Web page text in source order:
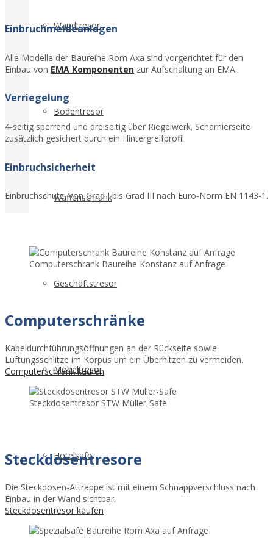
Wandtresor
Bodentresor
Waffenschrank
Geschäftstresor
Möbeltresor
Hotelsafe
Einbruchmeldeanlagen
Alle Modelle der Baureihe Rom Axa sind vorgerichtet für den
Einbau von EMA Komponenten zur Aufschaltung an EMA.
Verriegelung
4-seitig sperrend und dreiseitig über Riegelwerk. Scharnierseite
zusätzlich gesichert durch ein Hintergreifprofil.
Einbruchsicherheit
Einbruchschutz: Von Grad I bis Grad III nach Euro-Norm EN 1143-1.
Computerschrank Baureihe Konstanz auf Anfrage
Computerschränke
Kabeldurchführungsöffnungen an der Rückseite sowie
Lüftungsschlitze im Korpus um ein Überhitzen zu vermeiden.
Computerschrank kaufen
Steckdosentresor STW Müller-Safe
Steckdosentresore
Die Steckdosen-Attrappe ist mit einem Schnappverschluss nach
Einbau in der Wand sichtbar.
Steckdosentresor kaufen